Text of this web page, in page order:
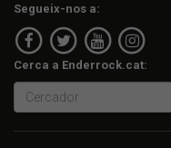
Segueix-nos a:
Cerca a Enderrock.cat: